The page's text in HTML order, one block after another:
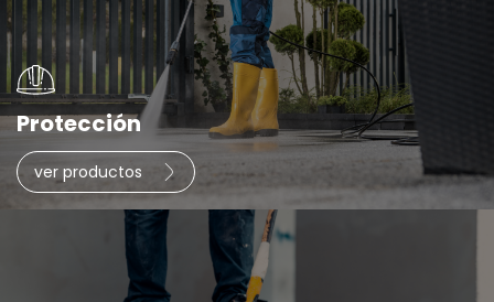
Protección
ver productos